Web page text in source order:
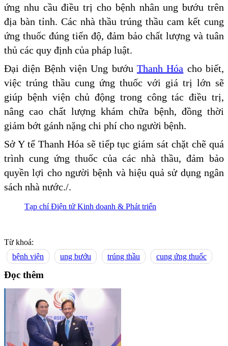
ứng nhu cầu điều trị cho bệnh nhân ung bướu trên
địa bàn tỉnh. Các nhà thầu trúng thầu cam kết cung
ứng thuốc đúng tiến độ, đảm bảo chất lượng và tuân
thủ các quy định của pháp luật.
Đại diện Bệnh viện Ung bướu Thanh Hóa cho biết,
việc trúng thầu cung ứng thuốc với giá trị lớn sẽ
giúp bệnh viện chủ động trong công tác điều trị,
nâng cao chất lượng khám chữa bệnh, đồng thời
giảm bớt gánh nặng chi phí cho người bệnh.
Sở Y tế Thanh Hóa sẽ tiếp tục giám sát chặt chẽ quá
trình cung ứng thuốc của các nhà thầu, đảm bảo
quyền lợi cho người bệnh và hiệu quả sử dụng ngân
sách nhà nước./.
Tạp chí Điện tử Kinh doanh & Phát triển
Từ khoá:
bệnh viện
ung bướu trúng thầu cung ứng thuốc
Đọc thêm